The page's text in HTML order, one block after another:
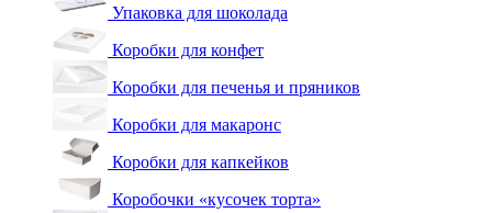
Упаковка для шоколада
Коробки для конфет
Коробки для печенья и пряников
Коробки для макаронс
Коробки для капкейков
Коробочки «кусочек торта»